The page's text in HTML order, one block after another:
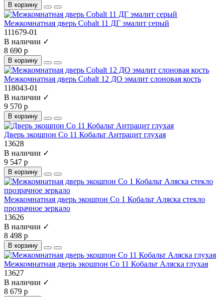
В корзину
Межкомнатная дверь Cobalt 11 ДГ эмалит серый
111679-01
В наличии ✓
8 690 р
В корзину
Межкомнатная дверь Cobalt 12 ДО эмалит слоновая кость
118043-01
В наличии ✓
9 570 р
В корзину
Дверь экошпон Co 11 Кобальт Антрацит глухая
13628
В наличии ✓
9 547 р
В корзину
Межкомнатная дверь экошпон Co 1 Кобальт Аляска стекло
прозрачное зеркало
13626
В наличии ✓
8 498 р
В корзину
Межкомнатная дверь экошпон Co 11 Кобальт Аляска глухая
13627
В наличии ✓
8 679 р